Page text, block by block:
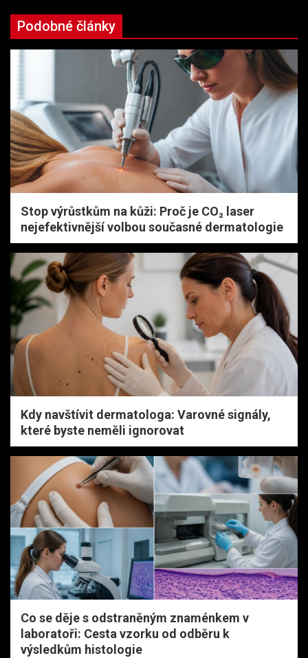
Podobné články
Stop výrůstkům na kůži: Proč je CO₂ laser
nejefektivnější volbou současné dermatologie
Kdy navštívit dermatologa: Varovné signály,
které byste neměli ignorovat
Co se děje s odstraněným znaménkem v
laboratoři: Cesta vzorku od odběru k
výsledkům histologie